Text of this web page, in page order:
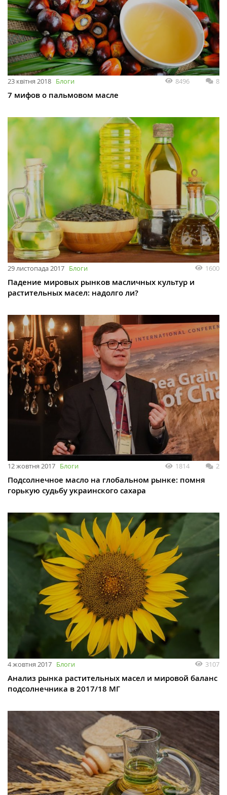
23 квітня 2018 Блоги 8496 8
7 мифов о пальмовом масле
29 листопада 2017 Блоги 1600
Падение мировых рынков масличных культур и
растительных масел: надолго ли?
12 жовтня 2017 Блоги 1814 2
Подсолнечное масло на глобальном рынке: помня
горькую судьбу украинского сахара
4 жовтня 2017 Блоги 3107
Анализ рынка растительных масел и мировой баланс
подсолнечника в 2017/18 МГ